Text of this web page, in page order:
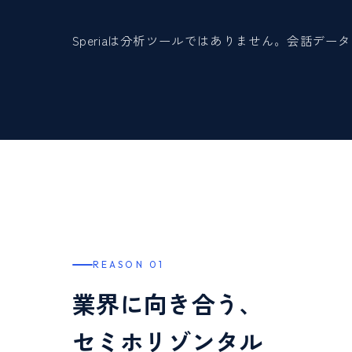
Speriaは分析ツールではありません。会話デー
REASON 01
業界に向き合う、
セミホリゾンタル